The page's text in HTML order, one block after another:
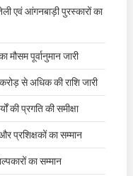
एवं आंगनबाड़ी पुरस्कारों का
पूर्वानुमान जारी
से अधिक की राशि जारी
की प्रगति की समीक्षा
प्रशिक्षकों का सम्मान
का सम्मान